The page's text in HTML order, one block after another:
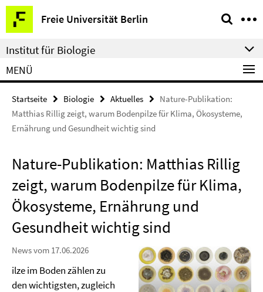
Springe
direkt
zu
Inhalt
Freie Universität Berlin
Service-
Navigation
Institut für Biologie
MENÜ
Startseite Biologie Aktuelles
Nature-Publikation:
Matthias Rillig zeigt, warum Bodenpilze für Klima, Ökosysteme,
Ernährung und Gesundheit wichtig sind
Nature-Publikation: Matthias Rillig
zeigt, warum Bodenpilze für Klima,
Ökosysteme, Ernährung und
Gesundheit wichtig sind
News vom 17.06.2026
ilze im Boden zählen zu
den wichtigsten, zugleich